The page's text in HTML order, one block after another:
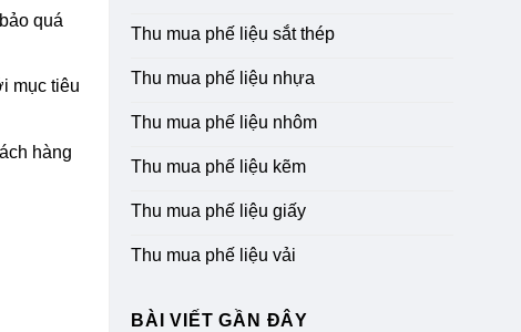
quá
mục tiêu
hàng
Thu mua phế liệu sắt thép
Thu mua phế liệu nhựa
Thu mua phế liệu nhôm
Thu mua phế liệu kẽm
Thu mua phế liệu giấy
Thu mua phế liệu vải
BÀI VIẾT GẦN ĐÂY